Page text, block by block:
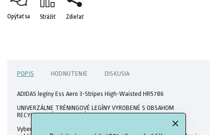
Opýtať sa Strážiť Zdieľať
POPIS HODNOTENIE DISKUSIA
ADIDAS legíny Ess Aero 3-Stripes High-Waisted HR5786
UNIVERZÁLNE TRÉNINGOVÉ LEGÍNY VYROBENÉ S OBSAHOM
RECYKLOVANÝCH MATERIÁLOV.
Vyber si jeden šport a skús ho. Či už ťa v budúcnosti čaká veľa